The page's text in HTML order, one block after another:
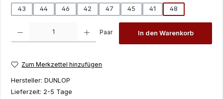
43
44 46 42 47 45 41 48
Produkt Anzahl: Gib den gewünschten Wert ein oder benutze die
Paar In den Warenkorb
Zum Merkzettel hinzufügen
Hersteller: DUNLOP
Lieferzeit: 2-5 Tage